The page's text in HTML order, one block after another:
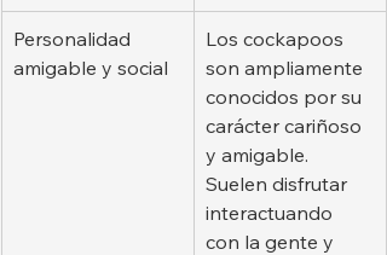
Personalidad
amigable y social
Los cockapoos
son ampliamente
conocidos por su
carácter cariñoso
y amigable.
Suelen disfrutar
interactuando
con la gente y